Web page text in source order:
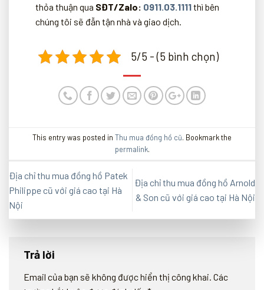
thỏa thuận qua SĐT/Zalo: 0911.03.1111thì bên
chúng tôi sẽ đẫn tận nhà và giao dịch.
5/5 - (5 bình chọn)
This entry was posted in Thu mua đồng hồ cũ. Bookmark the
permalink.
Địa chỉ thu mua đồng hồ Patek
Philippe cũ với giá cao tại Hà
Nội
Địa chỉ thu mua đồng hồ Arnold
& Son cũ với giá cao tại Hà Nội
Trả lời
Email của bạn sẽ không được hiển thị công khai. Các